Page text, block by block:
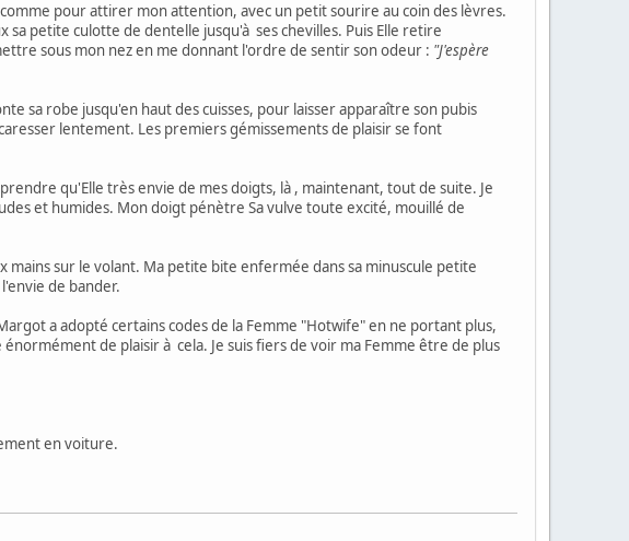
pour attirer mon attention, avec un petit sourire au coin des lèvres.
petite culotte de dentelle jusqu'à ses chevilles. Puis Elle retire
sous mon nez en me donnant l'ordre de sentir son odeur : "J'espère
sa robe jusqu'en haut des cuisses, pour laisser apparaître son pubis
lentement. Les premiers gémissements de plaisir se font
qu'Elle très envie de mes doigts, là , maintenant, tout de suite. Je
et humides. Mon doigt pénètre Sa vulve toute excité, mouillé de
sur le volant. Ma petite bite enfermée dans sa minuscule petite
de bander.
a adopté certains codes de la Femme "Hotwife" en ne portant plus,
de plaisir à cela. Je suis fiers de voir ma Femme être de plus
en voiture.